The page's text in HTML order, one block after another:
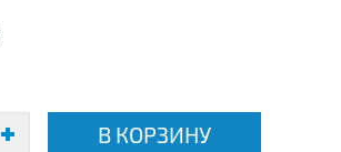
В КОРЗИНУ